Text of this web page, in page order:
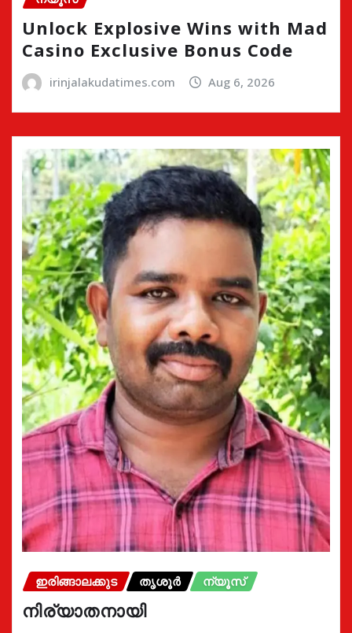
Unlock Explosive Wins with Mad
Casino Exclusive Bonus Code
irinjalakudatimes.com Aug 6, 2026
ഇരിങ്ങാലക്കുട തൃശൂർ ന്യൂസ്
നിര്യാതനായി